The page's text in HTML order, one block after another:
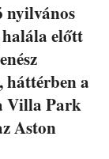
nyilvános
előtt
háttérben a
Villa Park
Aston